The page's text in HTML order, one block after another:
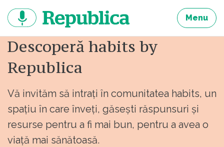
continut
Menu
Descoperă habits by
Republica
Vă invităm să intrați în comunitatea habits, un
spațiu în care înveți, găsești răspunsuri și
resurse pentru a fi mai bun, pentru a avea o
viață mai sănătoasă.